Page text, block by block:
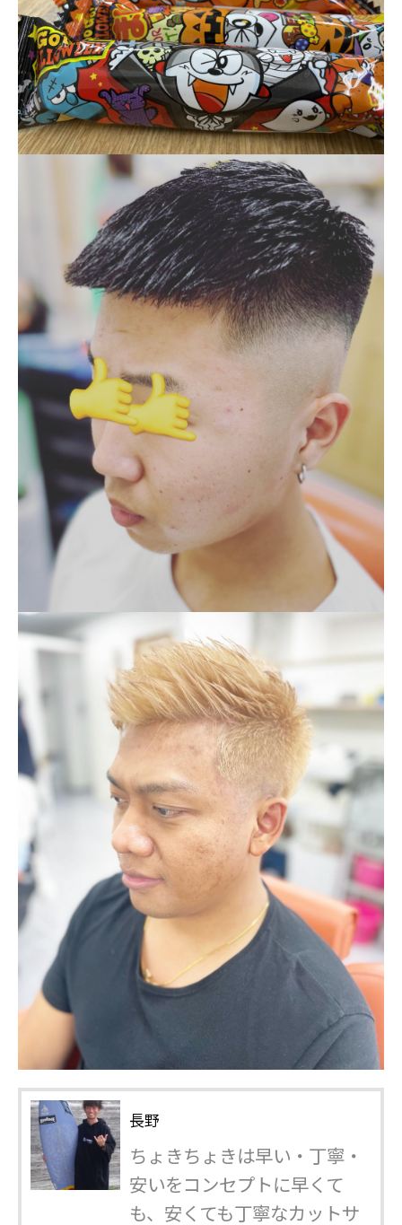
長野
ちょきちょきは早い・丁寧・
安いをコンセプトに早くて
も、安くても丁寧なカットサ